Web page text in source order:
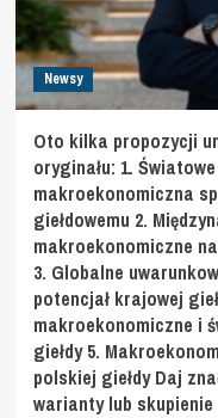
Newsy
Oto kilka propozycji
oryginału: 1.
makroekonomiczna
giełdowemu 2.
makroekonomiczne
3. Globalne
potencjał krajowej
makroekonomiczne i
giełdy 5.
polskiej giełdy Daj
warianty lub skupienie